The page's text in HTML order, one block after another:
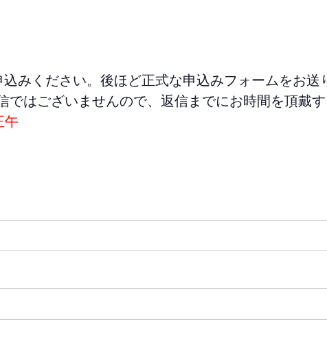
みください。後ほど正式な申込みフォームをお送
ではございませんので、返信までにお時間を頂戴す
午